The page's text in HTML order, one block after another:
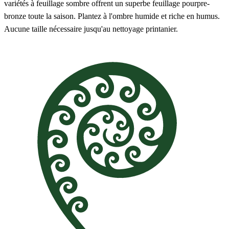
variétés à feuillage sombre offrent un superbe feuillage pourpre-
bronze toute la saison. Plantez à l'ombre humide et riche en humus.
Aucune taille nécessaire jusqu'au nettoyage printanier.